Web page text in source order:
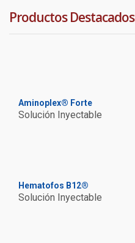
Productos Destacados
Aminoplex® Forte
Solución Inyectable
Hematofos B12®
Solución Inyectable